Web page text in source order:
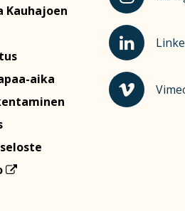
Kauhajoen
aika